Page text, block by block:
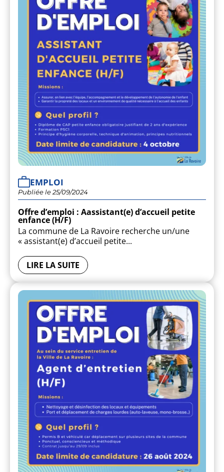
ACTION MUNICIPALE
CULTURE
PETITE ENFANCE,
EMPLOI
Publiée le 25/09/2024
Offre d’emploi : Aassistant(e) d’accueil petite
enfance (H/F)
La commune de La Ravoire recherche un/une
« assistant(e) d’accueil petite...
LIRE LA SUITE